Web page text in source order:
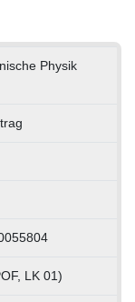
Physik
LK 01)